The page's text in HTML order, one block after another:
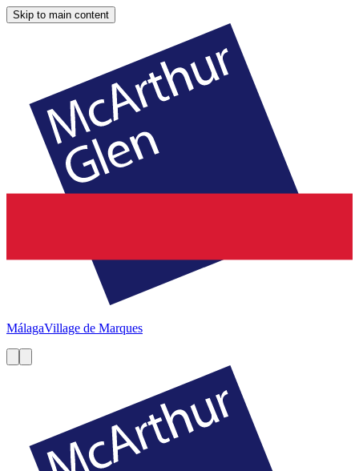
Skip to main content
MálagaVillage de Marques